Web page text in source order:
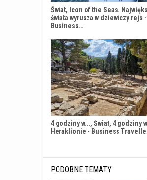
Świat, Icon of the Seas.
świata wyrusza w dziewiczy rejs -
Business…
4 godziny w..., Świat, 4 godziny
Heraklionie - Business
PODOBNE TEMATY